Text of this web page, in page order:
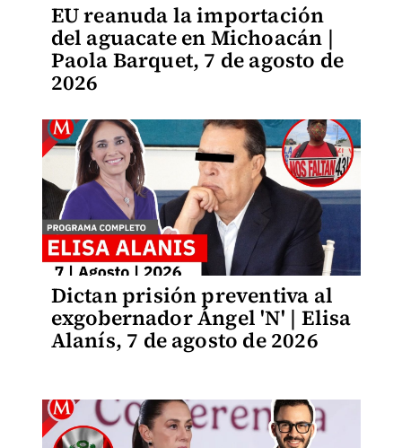
EU reanuda la importación
del aguacate en Michoacán |
Paola Barquet, 7 de agosto de
2026
Dictan prisión preventiva al
exgobernador Ángel 'N' | Elisa
Alanís, 7 de agosto de 2026